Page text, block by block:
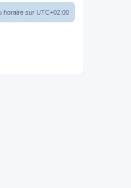
horaire sur UTC+02:00